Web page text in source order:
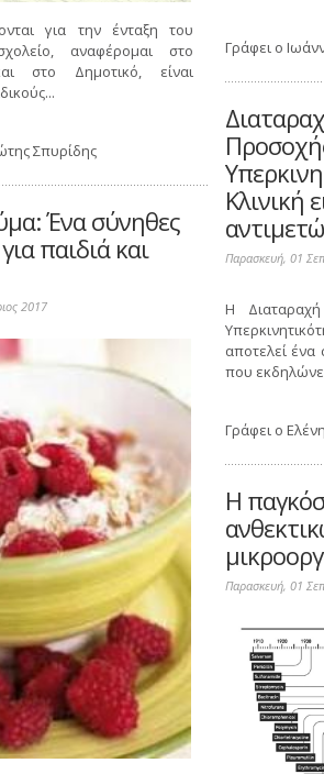
για την ένταξη του
αναφέρομαι στο
στο Δημοτικό, είναι
Σπυρίδης
Ένα σύνηθες
παιδιά και
2017
Γράφει ο
Κλινική
Παρασκευή, 01
Η
αποτελεί
που
Γράφει ο
Η
Παρασκευή, 01